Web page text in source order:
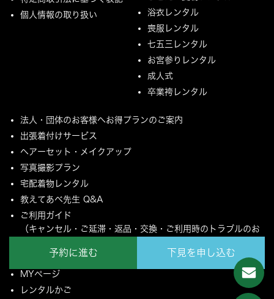
予約に進む 下見を申し込む
個人情報の取り扱い
浴衣レンタル
喪服レンタル
七五三レンタル
お宮参りレンタル
成人式
卒業袴レンタル
法人・団体のお客様へお得プランのご案内
出張着付けサービス
ヘアーセット・メイクアップ
写真撮影プラン
宅配着物レンタル
教えてあべ先生 Q&A
ご利用ガイド
（キャンセル・ご延滞・返品・交換・ご利用時のトラブルのお
ご配送とご返却について
MYページ
レンタルかご